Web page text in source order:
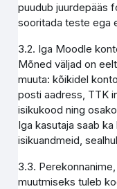
puudub juurdepääs
sooritada teste ega
3.2. Iga Moodle
Mõned väljad on
muuta: kõikidel
posti aadress, TTK
isikukood ning
Iga kasutaja saab
isikuandmeid,
3.3.
muutmiseks tuleb